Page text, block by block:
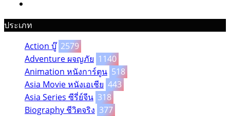
ประเภท
Action บู๊ 2579
Adventure ผจญภัย 1140
Animation หนังการ์ตูน 518
Asia Movie หนังเอเชีย 443
Asia Series ซีรี่ย์จีน 318
Biography ชีวิตจริง 377